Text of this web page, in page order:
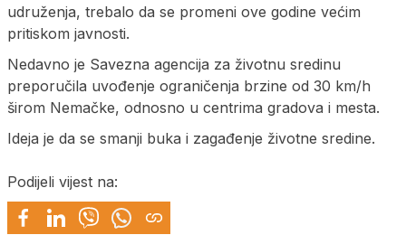
udruženja, trebalo da se promeni ove godine većim
pritiskom javnosti.
Nedavno je Savezna agencija za životnu sredinu
preporučila uvođenje ograničenja brzine od 30 km/h
širom Nemačke, odnosno u centrima gradova i mesta.
Ideja je da se smanji buka i zagađenje životne sredine.
Podijeli vijest na: